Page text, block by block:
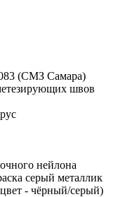
(СМЗ Самара)
швов
нейлона
серый металлик
- чёрный/серый)